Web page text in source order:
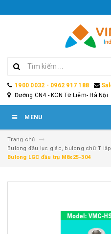
1900 0032 - 0962 917 188
Đường CN4 - KCN Từ Liêm- Hà Nội
MENU
Trang chủ
Bulong đầu lục giác, bulong chữ T
Bulong LGC đầu trụ M8x25-304